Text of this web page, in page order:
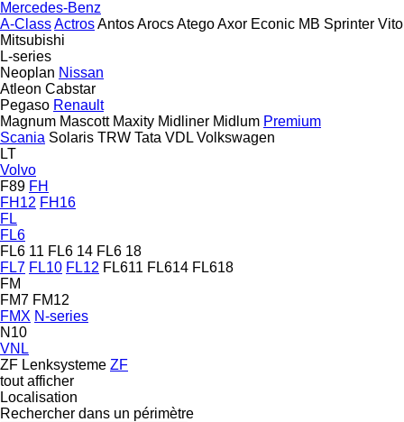
Mercedes-Benz
A-ClassActrosAntosArocsAtegoAxor Econic MB Sprinter Vito
Mitsubishi
L-series
Neoplan Nissan
Atleon Cabstar
Pegaso Renault
Magnum Mascott Maxity Midliner Midlum Premium
Scania Solaris TRW Tata VDL Volkswagen
LT
Volvo
F89 FH
FH12 FH16
FL
FL6
FL6 11 FL6 14 FL6 18
FL7 FL10 FL12 FL611 FL614 FL618
FM
FM7 FM12
FMX N-series
N10
VNL
ZF Lenksysteme ZF
tout afficher
Localisation
Rechercher dans un périmètre